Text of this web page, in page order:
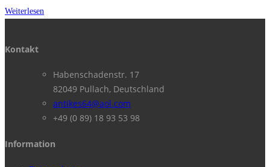
Weiterlesen
Kontakt
Habenschadenstr. 17
82049 Pullach, Deutschland
antikes64@aol.com
+49 (0 89) 18 93 53 98
Information